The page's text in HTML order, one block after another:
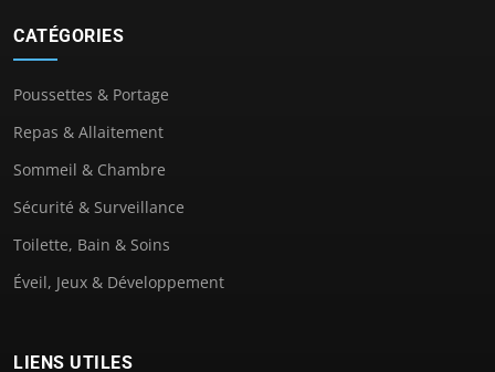
CATÉGORIES
Poussettes & Portage
Repas & Allaitement
Sommeil & Chambre
Sécurité & Surveillance
Toilette, Bain & Soins
Éveil, Jeux & Développement
LIENS UTILES